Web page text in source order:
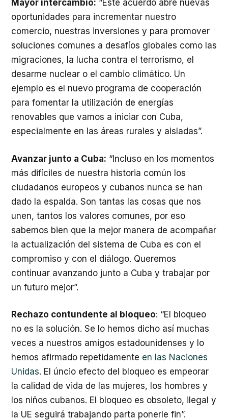
Mayor intercambio: “Este acuerdo abre nuevas
oportunidades para incrementar nuestro
comercio, nuestras inversiones y para promover
soluciones comunes a desafíos globales como las
migraciones, la lucha contra el terrorismo, el
desarme nuclear o el cambio climático. Un
ejemplo es el nuevo programa de cooperación
para fomentar la utilización de energías
renovables que vamos a iniciar con Cuba,
especialmente en las áreas rurales y aisladas”.
Avanzar junto a Cuba: “Incluso en los momentos
más difíciles de nuestra historia común los
ciudadanos europeos y cubanos nunca se han
dado la espalda. Son tantas las cosas que nos
unen, tantos los valores comunes, por eso
sabemos bien que la mejor manera de acompañar
la actualización del sistema de Cuba es con el
compromiso y con el diálogo. Queremos
continuar avanzando junto a Cuba y trabajar por
un futuro mejor”.
Rechazo contundente al bloqueo: “El bloqueo
no es la solución. Se lo hemos dicho así muchas
veces a nuestros amigos estadounidenses y lo
hemos afirmado repetidamente en las Naciones
Unidas. El úncio efecto del bloqueo es empeorar
la calidad de vida de las mujeres, los hombres y
los niños cubanos. El bloqueo es obsoleto, ilegal y
la UE seguirá trabajando parta ponerle fin”.